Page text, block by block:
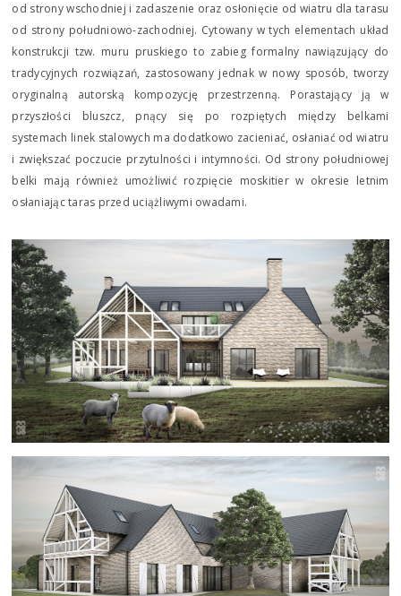
od strony wschodniej i zadaszenie oraz osłonięcie od wiatru dla tarasu
od strony południowo-zachodniej. Cytowany w tych elementach układ
konstrukcji tzw. muru pruskiego to zabieg formalny nawiązujący do
tradycyjnych rozwiązań, zastosowany jednak w nowy sposób, tworzy
oryginalną autorską kompozycję przestrzenną. Porastający ją w
przyszłości bluszcz, pnący się po rozpiętych między belkami
systemach linek stalowych ma dodatkowo zacieniać, osłaniać od wiatru
i zwiększać poczucie przytulności i intymności. Od strony południowej
belki mają również umożliwić rozpięcie moskitier w okresie letnim
osłaniając taras przed uciążliwymi owadami.